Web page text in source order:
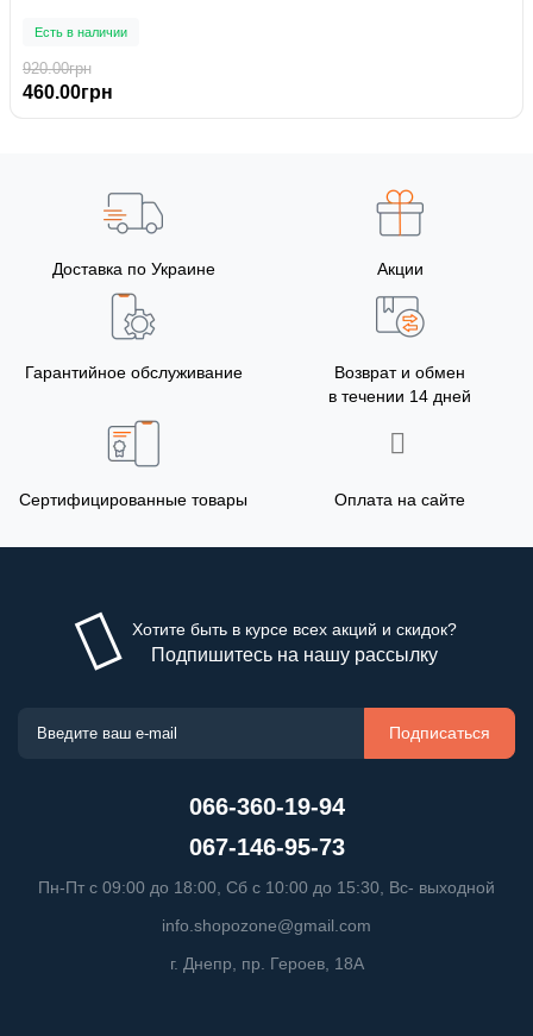
Есть в наличии
920.00грн
460.00грн
Доставка по Украине Акции
Гарантийное обслуживание
Возврат и обмен
в течении 14 дней
Сертифицированные товары Оплата на сайте
Хотите быть в курсе всех акций и скидок?
Подпишитесь на нашу рассылку
Подписаться
066-360-19-94
067-146-95-73
Пн-Пт с 09:00 до 18:00, Сб с 10:00 до 15:30, Вс- выходной
info.shopozone@gmail.com
г. Днепр, пр. Героев, 18А